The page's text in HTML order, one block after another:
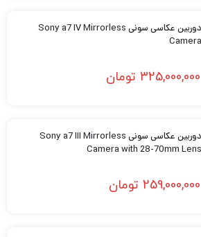
دوربین عکاسی سونی Sony a7 IV Mirrorless
Camera
325,000,000 تومان
دوربین عکاسی سونی Sony a7 III Mirrorless
Camera with 28-70mm Lens
259,000,000 تومان